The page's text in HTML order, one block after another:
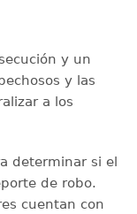
y un
y las
a los
determinar si el
de robo.
cuentan con